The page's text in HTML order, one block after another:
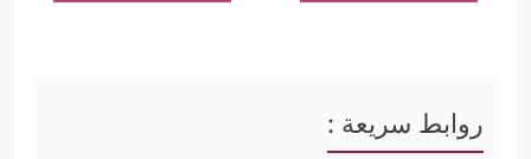
روابط سريعة :